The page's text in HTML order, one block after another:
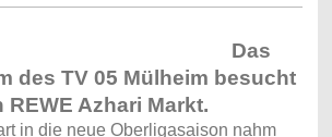
Das
des TV 05 Mülheim besucht
REWE Azhari Markt.
in die neue Oberligasaison nahm